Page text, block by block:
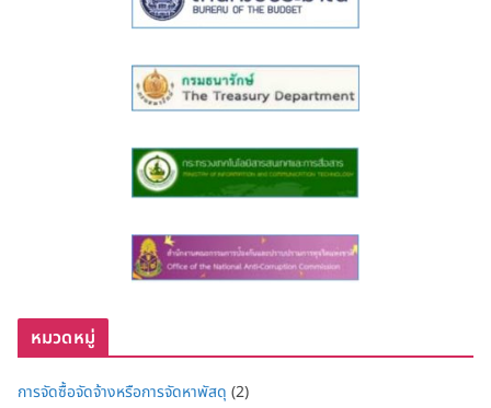
หมวดหมู่
การจัดซื้อจัดจ้างหรือการจัดหาพัสดุ (2)